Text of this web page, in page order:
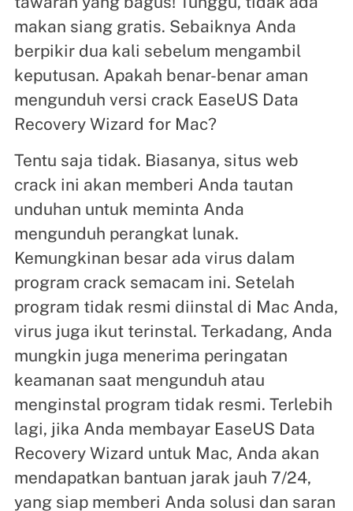
makan siang gratis. Sebaiknya Anda
berpikir dua kali sebelum mengambil
keputusan. Apakah benar-benar aman
mengunduh versi crack EaseUS Data
Recovery Wizard for Mac?
Tentu saja tidak. Biasanya, situs web
crack ini akan memberi Anda tautan
unduhan untuk meminta Anda
mengunduh perangkat lunak.
Kemungkinan besar ada virus dalam
program crack semacam ini. Setelah
program tidak resmi diinstal di Mac Anda,
virus juga ikut terinstal. Terkadang, Anda
mungkin juga menerima peringatan
keamanan saat mengunduh atau
menginstal program tidak resmi. Terlebih
lagi, jika Anda membayar EaseUS Data
Recovery Wizard untuk Mac, Anda akan
mendapatkan bantuan jarak jauh 7/24,
yang siap memberi Anda solusi dan saran